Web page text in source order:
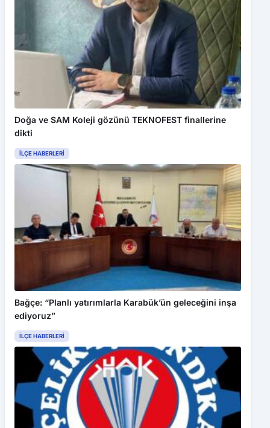
Doğa ve SAM Koleji gözünü TEKNOFEST finallerine
dikti
İLÇE HABERLERI
Bağçe: “Planlı yatırımlarla Karabük’ün geleceğini inşa
ediyoruz”
İLÇE HABERLERI
Bu web sitesinde en iyi deneyimi yaşamanızı sağlamak için
çerezler kullanılmaktadır. Detaylar için
Gizlilik Politikamız
inceleyebilirsiniz.